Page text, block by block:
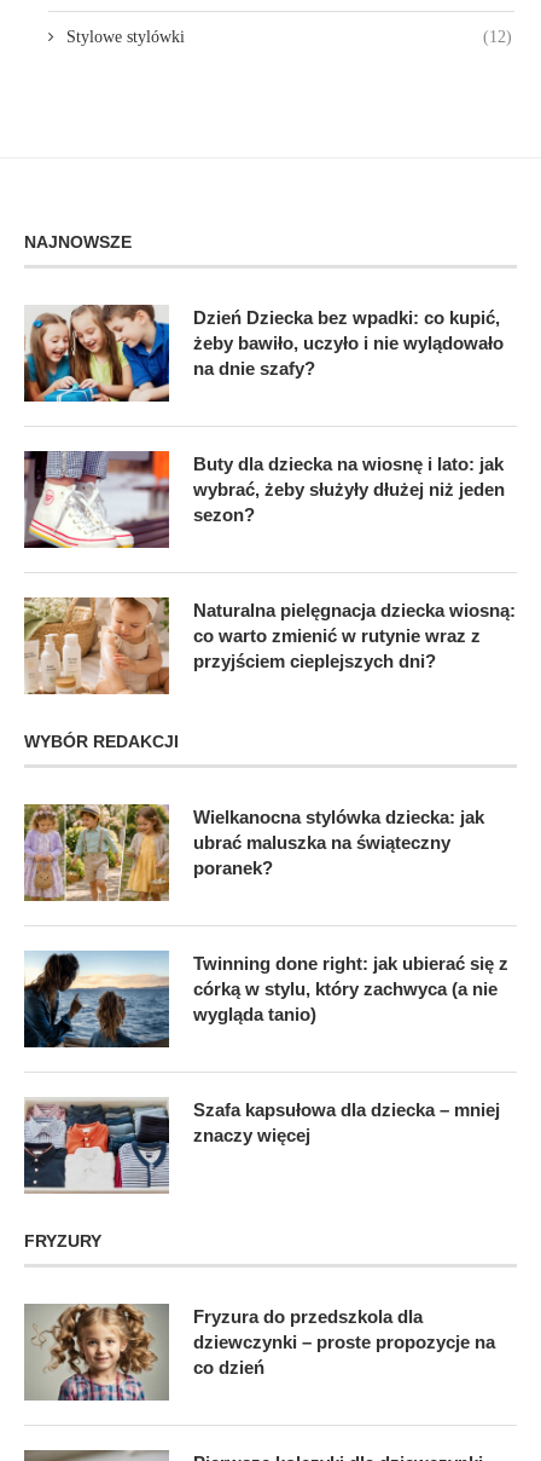
Stylowe stylówki (12)
NAJNOWSZE
Dzień Dziecka bez wpadki: co kupić,
żeby bawiło, uczyło i nie wylądowało
na dnie szafy?
Buty dla dziecka na wiosnę i lato: jak
wybrać, żeby służyły dłużej niż jeden
sezon?
Naturalna pielęgnacja dziecka wiosną:
co warto zmienić w rutynie wraz z
przyjściem cieplejszych dni?
WYBÓR REDAKCJI
Wielkanocna stylówka dziecka: jak
ubrać maluszka na świąteczny
poranek?
Twinning done right: jak ubierać się z
córką w stylu, który zachwyca (a nie
wygląda tanio)
Szafa kapsułowa dla dziecka – mniej
znaczy więcej
FRYZURY
Fryzura do przedszkola dla
dziewczynki – proste propozycje na
co dzień